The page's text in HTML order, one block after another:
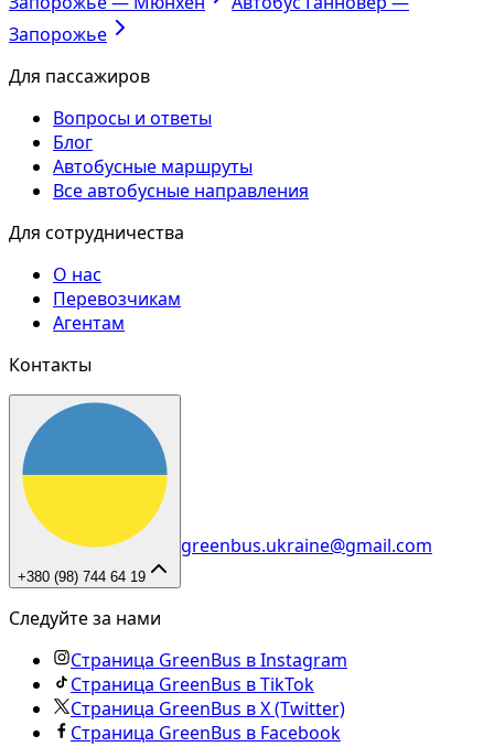
Запорожье
Для пассажиров
Вопросы и ответы
Блог
Автобусные маршруты
Все автобусные направления
Для сотрудничества
О нас
Перевозчикам
Агентам
Контакты
+380 (98) 744 64 19
greenbus.ukraine@gmail.com
Следуйте за нами
Страница GreenBus в Instagram
Страница GreenBus в TikTok
Страница GreenBus в X (Twitter)
Страница GreenBus в Facebook